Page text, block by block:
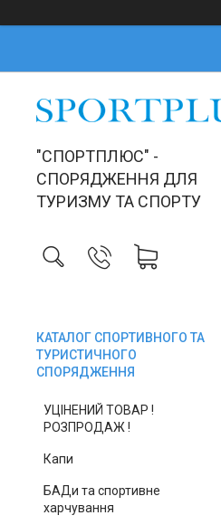
"СПОРТПЛЮС" -
СПОРЯДЖЕННЯ ДЛЯ
ТУРИЗМУ ТА СПОРТУ
КАТАЛОГ СПОРТИВНОГО ТА
ТУРИСТИЧНОГО
СПОРЯДЖЕННЯ
УЦІНЕНИЙ ТОВАР !
РОЗПРОДАЖ !
Капи
БАДи та спортивне
харчування